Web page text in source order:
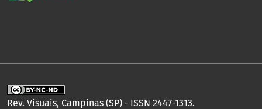
Rev. Visuais, Campinas (SP) - ISSN 2447-1313.